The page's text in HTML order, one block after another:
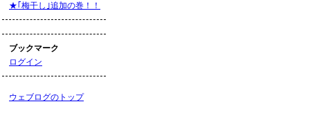
★｢梅干し｣追加の巻！！
ブックマーク
ログイン
ウェブログのトップ